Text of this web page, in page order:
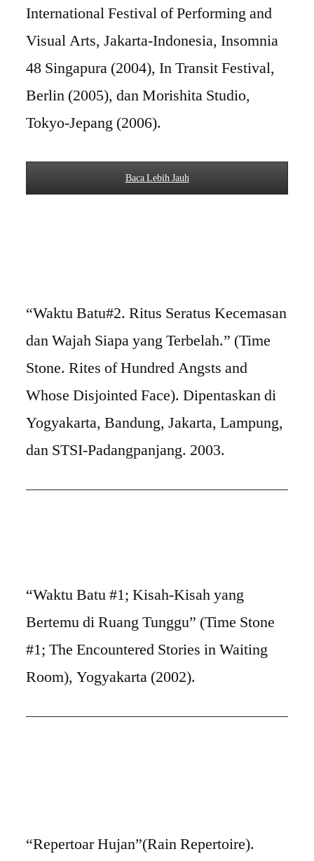
International Festival of Performing and
Visual Arts, Jakarta-Indonesia, Insomnia
48 Singapura (2004), In Transit Festival,
Berlin (2005), dan Morishita Studio,
Tokyo-Jepang (2006).
Baca Lebih Jauh
“Waktu Batu#2. Ritus Seratus Kecemasan
dan Wajah Siapa yang Terbelah.” (Time
Stone. Rites of Hundred Angsts and
Whose Disjointed Face). Dipentaskan di
Yogyakarta, Bandung, Jakarta, Lampung,
dan STSI-Padangpanjang. 2003.
“Waktu Batu #1; Kisah-Kisah yang
Bertemu di Ruang Tunggu” (Time Stone
#1; The Encountered Stories in Waiting
Room), Yogyakarta (2002).
“Repertoar Hujan”(Rain Repertoire).